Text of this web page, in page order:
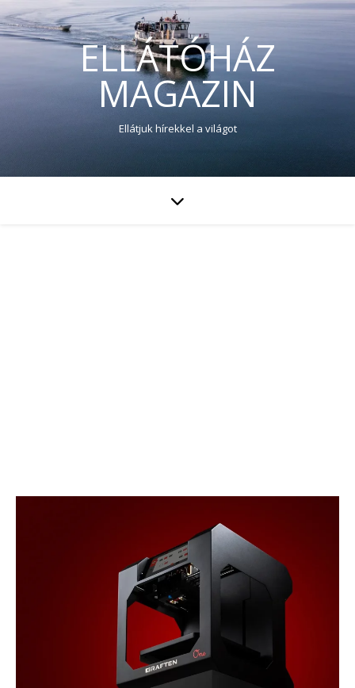
ELLÁTÓHÁZ
MAGAZIN
Ellátjuk hírekkel a világot